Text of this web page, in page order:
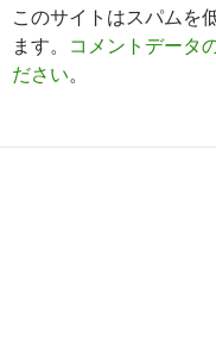
このサイトはスパムを
ます。
コメントデータ
ださい。